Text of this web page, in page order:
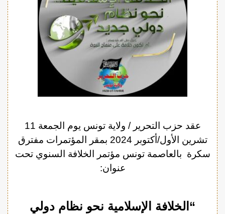
عقد حزب التحرير / ولاية تونس يوم الجمعة 11
تشرين الأول/أكتوبر 2024 بمقر المؤتمرات مفترق
سكرة بالعاصمة تونس مؤتمر الخلافة السنوي تحت
عنوان:
“الخلافة الإسلامية نحو نظام دولي